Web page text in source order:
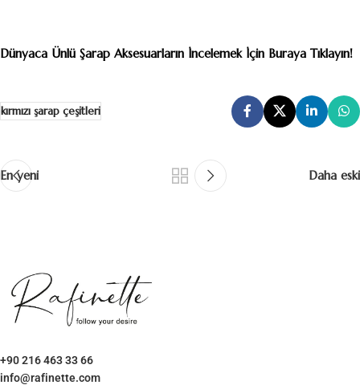
Dünyaca Ünlü Şarap Aksesuarların İncelemek İçin Buraya Tıklayın!
kırmızı şarap çeşitleri
En yeni Daha eski
+90 216 463 33 66
info@rafinette.com